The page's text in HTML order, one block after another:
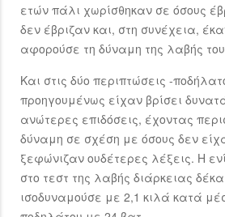
ετών πάλι χωρίσθηκαν σε όσους
δεν έβριζαν και, στη συνέχεια,
αφορούσε τη δύναμη της λαβής του
Και στις δύο περιπτώσεις -
προηγουμένως είχαν βρίσει
ανώτερες επιδόσεις, έχοντας
δύναμη σε σχέση με όσους δεν
ξεφώνιζαν ουδέτερες λέξεις. Η
στο τεστ της λαβής διάρκειας
ισοδυναμούσε με 2,1 κιλά κατά